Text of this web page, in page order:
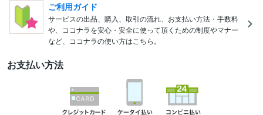
ご利用ガイド
サービスの出品、購入、取引の流れ、お支払い方法・手数料
や、ココナラを安心・安全に使って頂くための制度やマナー
など、ココナラの使い方はこちら。
お支払い方法